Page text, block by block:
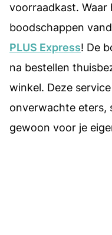
voorraadkast. Waar
boodschappen
PLUS Express! De
na bestellen
winkel. Deze
onverwachte eters,
gewoon voor je